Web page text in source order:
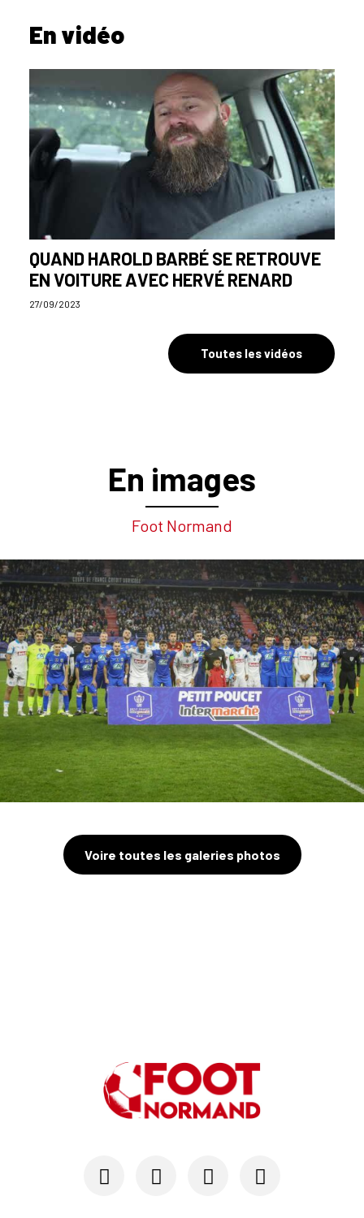
Le FC Saint-Lô privé de montée en N2 par la DNCG
Ils montent en Régional 2
En vidéo
QUAND HAROLD BARBÉ SE RETROUVE
EN VOITURE AVEC HERVÉ RENARD
27/09/2023
Toutes les vidéos
En images
Foot Normand
Voire toutes les galeries photos